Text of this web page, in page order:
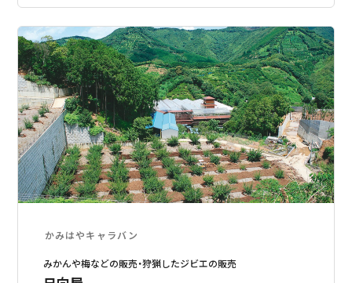
かみはやキャラバン
みかんや梅などの販売・狩猟したジビエの販売